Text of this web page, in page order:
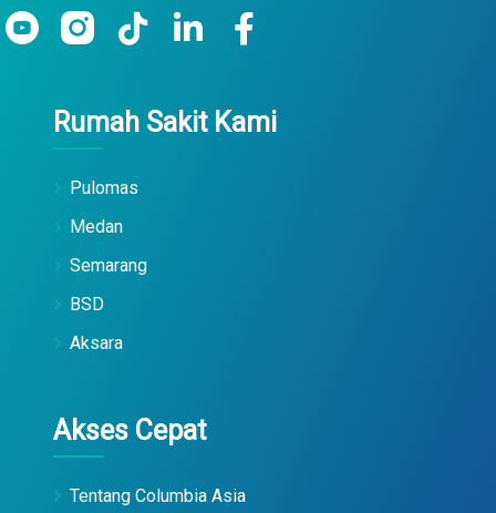
Rumah Sakit Kami
Pulomas
Medan
Semarang
BSD
Aksara
Akses Cepat
Tentang Columbia Asia